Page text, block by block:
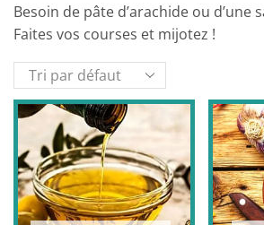
Besoin de pâte d’arachide ou d’une
Faites vos courses et mijotez !